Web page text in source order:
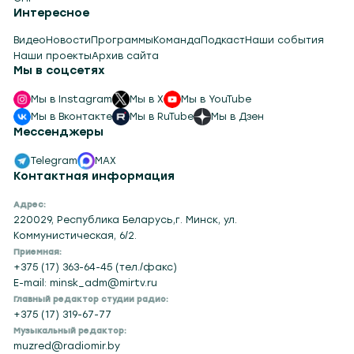
Контактная информация
Адрес:
220029, Республика Беларусь,г. Минск, ул.
Коммунистическая, 6/2.
Приемная:
+375 (17) 363-64-45 (тел./факс)
E-mail: minsk_adm@mirtv.ru
Главный редактор студии радио:
+375 (17) 319-67-77
Музыкальный редактор:
СНГ
Интересное
Видео Программы Команда Подкаст
Наши проекты
Архив сайта
Мы в соцсетях
Мы в Instagram
Мы в YouTube
Мы в Дзен
Мессенджеры
Telegram